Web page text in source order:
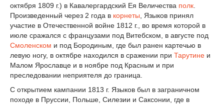
октября 1809 г.) в Кавалергардский Ея Величества полк
Произведенный через 2 года в корнеты , Языков принял
участие в Отечественной войне 1812 г., во время которой в
июле сражался с французами под Витебском, в августе под
Смоленском и под Бородиным, где был ранен картечью в
левую ногу, в октябре находился в сражении при Тарутине и
Малом Ярославце и в ноябре под Красным и при
преследовании неприятеля до граница.
С открытием кампании 1813 г. Языков был в заграничном
походе в Пруссии, Польше, Силезии и Саксонии, где в